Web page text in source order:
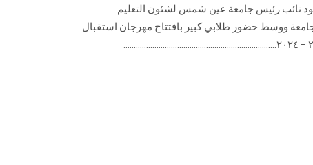
نائب رئيس جامعة عين شمس لشئون التعليم
ووسط حضور طلابي كبير بافتتاح مهرجان استقبال